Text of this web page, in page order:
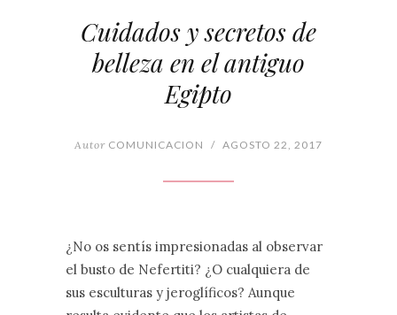
Cuidados y secretos de
belleza en el antiguo
Egipto
Autor COMUNICACION / AGOSTO 22, 2017
¿No os sentís impresionadas al observar
el busto de Nefertiti? ¿O cualquiera de
sus esculturas y jeroglíficos? Aunque